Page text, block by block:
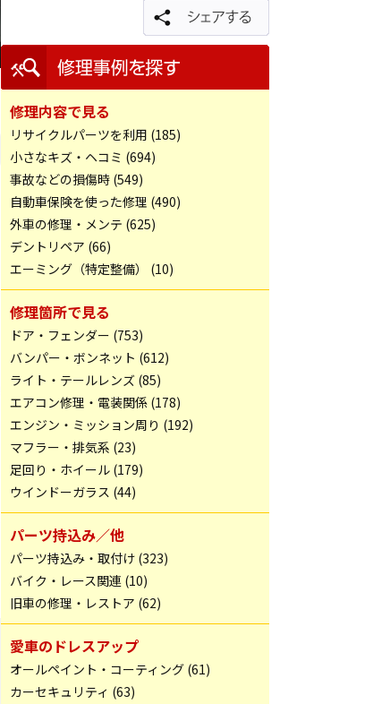
修理内容で見る
リサイクルパーツを利用 (185)
小さなキズ・ヘコミ (694)
事故などの損傷時 (549)
自動車保険を使った修理 (490)
外車の修理・メンテ (625)
デントリペア (66)
エーミング（特定整備） (10)
修理箇所で見る
ドア・フェンダー (753)
バンパー・ボンネット (612)
ライト・テールレンズ (85)
エアコン修理・電装関係 (178)
エンジン・ミッション周り (192)
マフラー・排気系 (23)
足回り・ホイール (179)
ウインドーガラス (44)
パーツ持込み／他
パーツ持込み・取付け (323)
バイク・レース関連 (10)
旧車の修理・レストア (62)
愛車のドレスアップ
オールペイント・コーティング (61)
カーセキュリティ (63)